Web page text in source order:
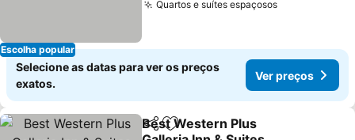
Escolha popular
Quartos e suítes espaçosos
Selecione as datas para ver os preços
exatos.
Ver preços
PartilharAdicionar aos favoritos
Best Western Plus